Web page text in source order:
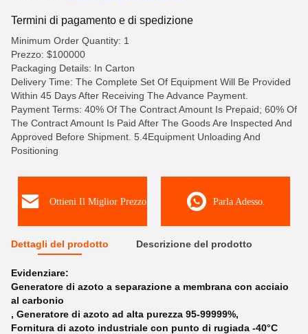
Termini di pagamento e di spedizione
Minimum Order Quantity: 1
Prezzo: $100000
Packaging Details: In Carton
Delivery Time: The Complete Set Of Equipment Will Be Provided
Within 45 Days After Receiving The Advance Payment.
Payment Terms: 40% Of The Contract Amount Is Prepaid; 60% Of
The Contract Amount Is Paid After The Goods Are Inspected And
Approved Before Shipment. 5.4Equipment Unloading And
Positioning
Ottieni Il Miglior Prezzo Parla Adesso.
Dettagli del prodotto Descrizione del prodotto
Evidenziare:
Generatore di azoto a separazione a membrana con acciaio
al carbonio
, Generatore di azoto ad alta purezza 95-99999%,
Fornitura di azoto industriale con punto di rugiada -40°C